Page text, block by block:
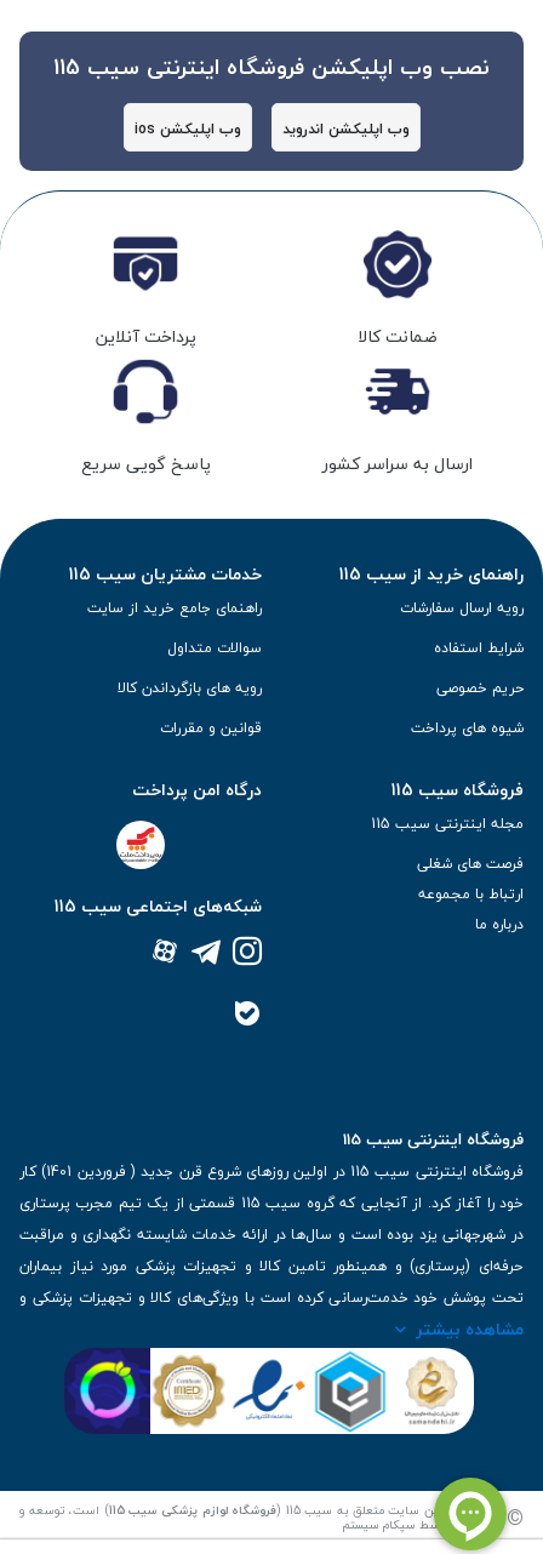
نصب وب اپلیکشن فروشگاه اینترنتی سیب 115
وب اپلیکشن اندروید وب اپلیکشن ios
ضمانت کالا پرداخت آنلاین
ارسال به سراسر کشور پاسخ گویی سریع
راهنمای خرید از سیب 115
رویه ارسال سفارشات
شرایط استفاده
حریم خصوصی
شیوه های پرداخت
خدمات مشتریان سیب 115
راهنمای جامع خرید از سایت
سوالات متداول
رویه های بازگرداندن کالا
قوانین و مقررات
فروشگاه سیب 115
مجله اینترنتی سیب 115
فرصت های شغلی
ارتباط با مجموعه
درباره ما
درگاه امن پرداخت
شبکه‌های اجتماعی سیب 115
فروشگاه اینترنتی سیب 115
فروشگاه اینترنتی سیب 115 در اولین روزهای شروع قرن جدید ( فروردین 1401) کار
خود را آغاز کرد. از آنجایی که گروه سیب 115 قسمتی از یک تیم مجرب پرستاری
در شهرجهانی یزد بوده است و سال‌ها در ارائه خدمات شایسته نگهداری و مراقبت
حرفه‌ای (پرستاری) و همینطور تامین کالا و تجهیزات پزشکی مورد نیاز بیماران
تحت پوشش خود خدمت‌رسانی کرده است با ویژگی‌های کالا و تجهیزات پزشکی و
برترین برندهای موجود در بازار اطلاعات بسیار ارزشمندی را دارا می‌باشد
| تلفن تماس : 36333383-035 | ایمیل: Info@Sib115.com
مشاهده بیشتر
© کلیه حقوق این سایت متعلق به سیب 115 ( فروشگاه لوازم پزشکی سیب 115 ) است، توسعه و
کدنویسی توسط سپکام سیستم